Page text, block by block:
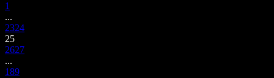
1
...
2324
25
2627
...
189